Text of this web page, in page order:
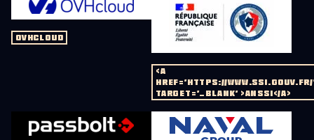
OVHCLOUD
<A
HREF='HTTPS://
TARGET='_BLANK' >ANSSI</A>